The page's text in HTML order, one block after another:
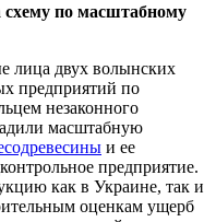
по масштабному
лица двух волынских
предприятий по
незаконного
масштабную
и ее
предприятие.
как в Украине, так и
оценкам ущерб